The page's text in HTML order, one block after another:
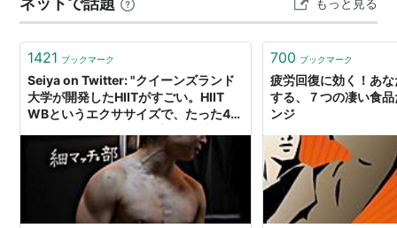
その違うを味わうと言うこれまたバランス何かしら自分
には欠けているんだろう。一点に荷重はかけられない。
昨日の雷はホント怖かった。。 ランキング参加中…
もっと見る
1421 ブックマーク
Seiya on Twitter: "クイーンズランド
大学が開発したHIITがすごい。HIIT
WBというエクササイズで、たった4分
凌ぐ効果を発揮する。心肺機能と筋肉
量の増加、脂肪減まで期待でき、抗老
化に繋がる。動画をそのまま真似し…
https://t.co/FWvRp0RAaR"
700 ブックマーク
疲労回復に効く！あ
する、７つの凄い食
ンジ